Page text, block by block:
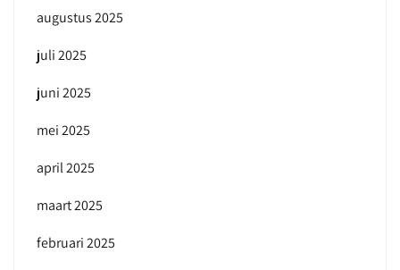
augustus 2025
juli 2025
juni 2025
mei 2025
april 2025
maart 2025
februari 2025